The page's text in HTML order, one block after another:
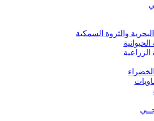
البحرية والثروة السمكية
الزراعية
الخضراء